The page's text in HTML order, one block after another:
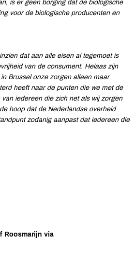
is er geen borging dat de biologische
voor de biologische producenten en
dat aan alle eisen al tegemoet is
van de consument. Helaas zijn
Brussel onze zorgen alleen maar
heeft naar de punten die we met de
iedereen die zich net als wij zorgen
hoop dat de Nederlandse overheid
zodanig aanpast dat iedereen die
Roosmarijn via